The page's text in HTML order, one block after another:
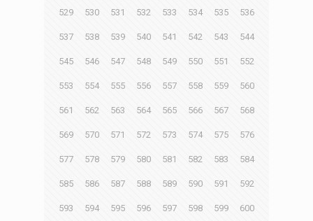
529 530 531 532 533 534 535 536
537 538 539 540 541 542 543 544
545 546 547 548 549 550 551 552
553 554 555 556 557 558 559 560
561 562 563 564 565 566 567 568
569 570 571 572 573 574 575 576
577 578 579 580 581 582 583 584
585 586 587 588 589 590 591 592
593 594 595 596 597 598 599 600